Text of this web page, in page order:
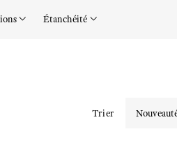
Étanchéité
Trier